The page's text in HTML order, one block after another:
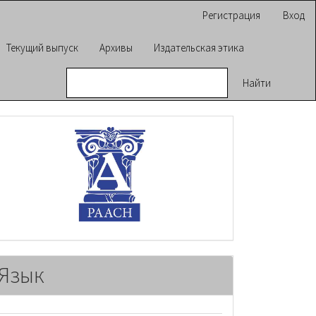
Регистрация Вход
Текущий выпуск Архивы Издательская этика
Найти